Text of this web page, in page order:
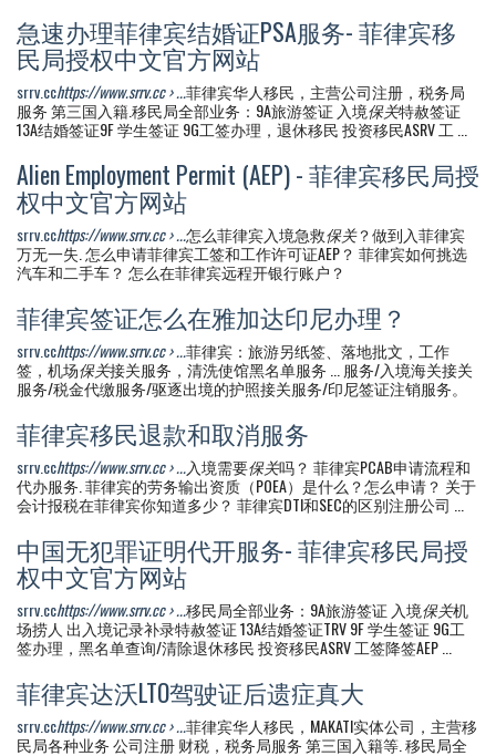
急速办理菲律宾结婚证PSA服务- 菲律宾移
民局授权中文官方网站
srrv.cchttps://www.srrv.cc › ...菲律宾华人移民，主营公司注册，税务局
服务 第三国入籍.移民局全部业务：9A旅游签证 入境保关特赦签证
13A结婚签证9F 学生签证 9G工签办理，退休移民 投资移民ASRV 工 ...
Alien Employment Permit (AEP) - 菲律宾移民局授
权中文官方网站
srrv.cchttps://www.srrv.cc › ...怎么菲律宾入境急救保关？做到入菲律宾
万无一失. 怎么申请菲律宾工签和工作许可证AEP？ 菲律宾如何挑选
汽车和二手车？ 怎么在菲律宾远程开银行账户？
菲律宾签证怎么在雅加达印尼办理？
srrv.cchttps://www.srrv.cc › ...菲律宾：旅游另纸签、落地批文，工作
签，机场保关接关服务，清洗使馆黑名单服务 ... 服务/入境海关接关
服务/税金代缴服务/驱逐出境的护照接关服务/印尼签证注销服务。
菲律宾移民退款和取消服务
srrv.cchttps://www.srrv.cc › ...入境需要保关吗？ 菲律宾PCAB申请流程和
代办服务. 菲律宾的劳务输出资质（POEA）是什么？怎么申请？ 关于
会计报税在菲律宾你知道多少？ 菲律宾DTI和SEC的区别注册公司 ...
中国无犯罪证明代开服务- 菲律宾移民局授
权中文官方网站
srrv.cchttps://www.srrv.cc › ...移民局全部业务：9A旅游签证 入境保关机
场捞人 出入境记录补录特赦签证 13A结婚签证TRV 9F 学生签证 9G工
签办理，黑名单查询/清除退休移民 投资移民ASRV 工签降签AEP ...
菲律宾达沃LTO驾驶证后遗症真大
srrv.cchttps://www.srrv.cc › ...菲律宾华人移民，MAKATI实体公司，主营移
民局各种业务 公司注册 财税，税务局服务 第三国入籍等. 移民局全